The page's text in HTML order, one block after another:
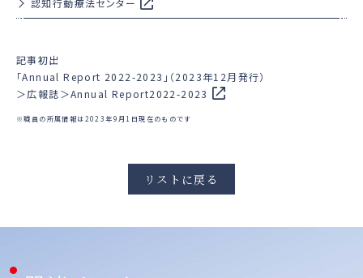
記事初出
「Annual Report 2022-2023」（2023年12月発行）
＞広報誌＞Annual Report2022-2023
※職員の所属情報は2023年9月1日現在のものです
リストに戻る